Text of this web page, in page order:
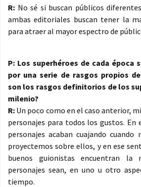
R: No sé si buscan públicos
ambas editoriales buscan tener la
para atraer al mayor espectro de
P: Los superhéroes de cada época
por una serie de rasgos propios
son los rasgos definitorios de los
milenio?
R: Un poco como en el caso anterior,
personajes para todos los gustos. En
personajes acaban cuajando
proyectemos sobre ellos, y en ese
buenos guionistas encuentran la
personajes sean, en uno u otro
tiempo.